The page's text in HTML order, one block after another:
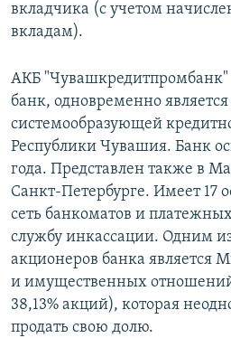
вкладчика (с учетом
вкладам).
АКБ
банк, одновременно
системообразующей
Республики Чувашия. Банк
года. Представлен также в
Санкт-Петербурге. Имеет 17
сеть банкоматов и
службу инкассации. Одним
акционеров банка является
и имущественных
38,13% акций), которая
продать свою долю.